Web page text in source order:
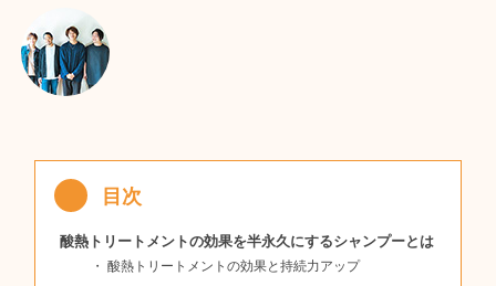
酸熱トリートメントの効果を半永久にするシャンプーとは
酸熱トリートメントの効果と持続力アップ